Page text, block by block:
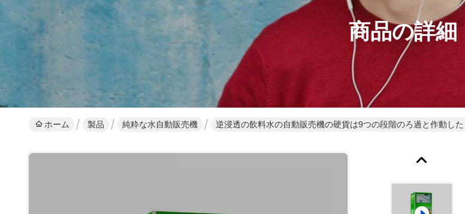
商品の詳細
ホーム 製品 純粋な水自動販売機 逆浸透の飲料水の自動販売機の硬貨は9つの段階のろ過と作動した